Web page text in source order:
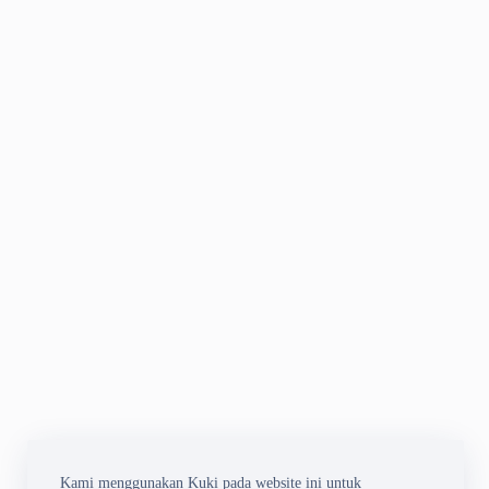
Kami menggunakan Kuki pada website ini untuk